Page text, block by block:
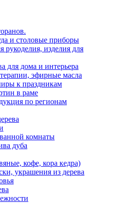
и столовые приборы
рукоделия, изделия для
для дома и интерьера
эфирные масла
к праздникам
в раме
по регионам
комнаты
дуба
кофе, кора кедра)
украшения из дерева